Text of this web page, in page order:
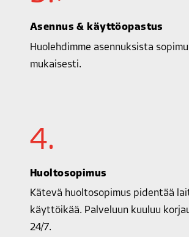
Asennus & käyttöopastus
Huolehdimme asennuksista
mukaisesti.
4.
Huoltosopimus
Kätevä huoltosopimus pidentää
käyttöikää. Palveluun kuuluu
24/7.